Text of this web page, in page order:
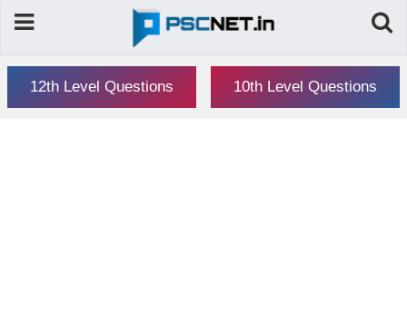
12th Level Questions 10th Level Questions